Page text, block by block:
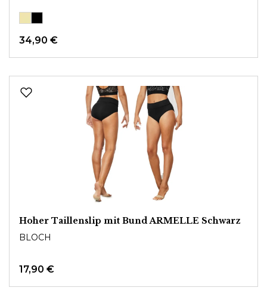
34,90 €
Hoher Taillenslip mit Bund ARMELLE Schwarz
BLOCH
17,90 €